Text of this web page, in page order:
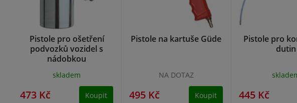
Pistole pro ošetření
podvozků vozidel s
nádobkou
skladem
473 Kč Koupit
Pistole na kartuše Güde
NA DOTAZ
495 Kč Koupit
Pistole pro
dutin
445 Kč